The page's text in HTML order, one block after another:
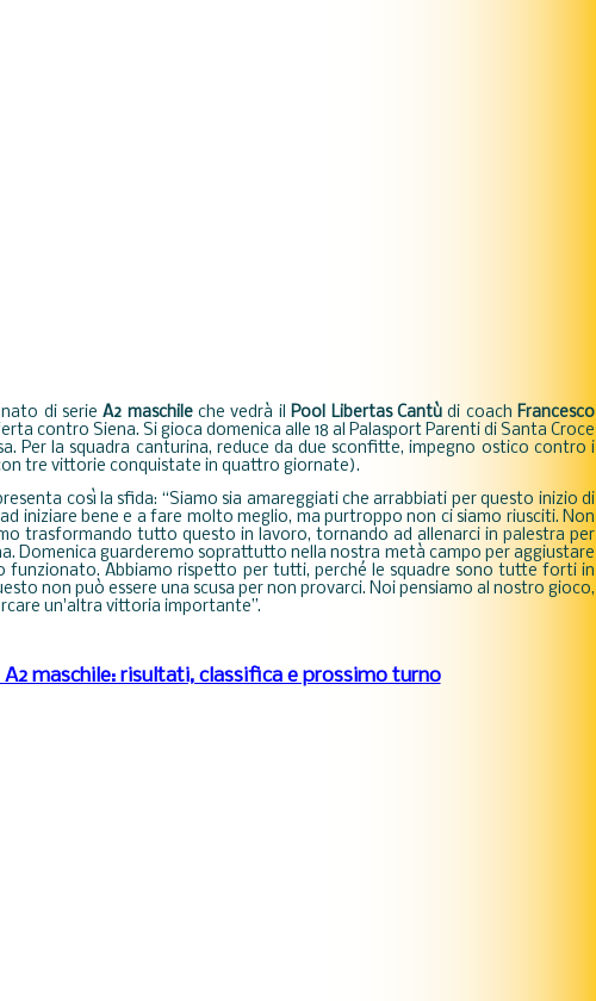
di serieA2 maschileche vedrà ilPool Libertas Cantùdi coach Francesco
contro Siena. Si gioca domenica alle 18 al Palasport Parenti di Santa Croce
Per la squadra canturina, reduce da due sconfitte, impegno ostico contro i
tre vittorie conquistate in quattro giornate).
così la sfida: “Siamo sia amareggiati che arrabbiati per questo inizio di
iniziare bene e a fare molto meglio, ma purtroppo non ci siamo riusciti. Non
trasformando tutto questo in lavoro, tornando ad allenarci in palestra per
Domenica guarderemo soprattutto nella nostra metà campo per aggiustare
funzionato. Abbiamo rispetto per tutti, perché le squadre sono tutte forti in
non può essere una scusa per non provarci. Noi pensiamo al nostro gioco,
un'altra vittoria importante”.
A2 maschile: risultati, classifica e prossimo turno